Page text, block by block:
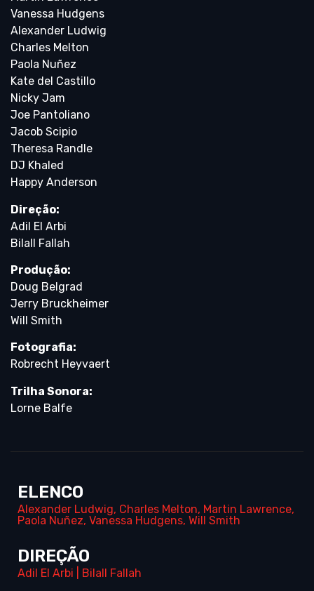
Vanessa Hudgens
Alexander Ludwig
Charles Melton
Paola Nuñez
Kate del Castillo
Nicky Jam
Joe Pantoliano
Jacob Scipio
Theresa Randle
DJ Khaled
Happy Anderson
Direção:
Adil El Arbi
Bilall Fallah
Produção:
Doug Belgrad
Jerry Bruckheimer
Will Smith
Fotografia:
Robrecht Heyvaert
Trilha Sonora:
Lorne Balfe
ELENCO
Alexander Ludwig, Charles Melton, Martin Lawrence,
Paola Nuñez, Vanessa Hudgens, Will Smith
DIREÇÃO
Adil El Arbi Bilall Fallah